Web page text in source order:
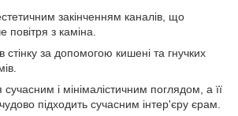
закінченням каналів, що
повітря з каміна.
стінку за допомогою кишені та гнучких
сучасним і мінімалістичним поглядом, а її
підходить сучасним інтер'єру єрам.